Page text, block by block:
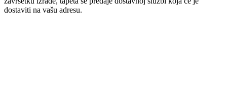
dostaviti na vašu adresu.